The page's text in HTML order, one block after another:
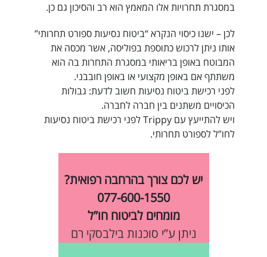
במסגרת תחרויות אלו המאמץ הוא רב והסיכון גם כן.
לכן – ישנו כיסוי הנקרא “ביטוח נסיעות ספורט תחרותי”
אותו ניתן לרכוש כתוספת בפוליסה, אשר מכסה את
המבוטח באופן בריאותי במסגרת התחרות בה הוא
משתתף אם באופן מקצועי או באופן חובבני.
לפני רכישת ביטוח נסיעות חשוב לדעת: גבולות
הכיסויים משתנים בין חברה לחברה.
ויש להתייעץ עם Trippy לפני רכישת
ביטוח נסיעות
לחו”ללספורט תחרותי.
יש לכם צורך בהרחבה רפואית?
077-600-1550
מומחים לביטוח חו”ל
ניתן ע”י סוכנות בילבסקי רם